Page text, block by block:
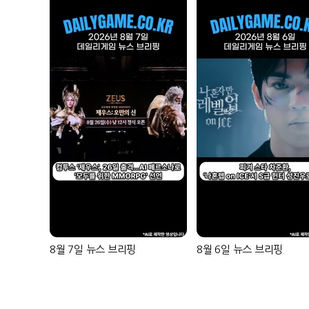
8월 7일 뉴스 브리핑 8월 6일 뉴스 브리핑